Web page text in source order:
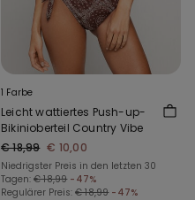
1 Farbe
Leicht wattiertes Push-up-
Bikinioberteil Country Vibe
€ 18,99 € 10,00
Niedrigster Preis in den letzten 30
Tagen: € 18,99 -47%
Regulärer Preis: € 18,99 -47%